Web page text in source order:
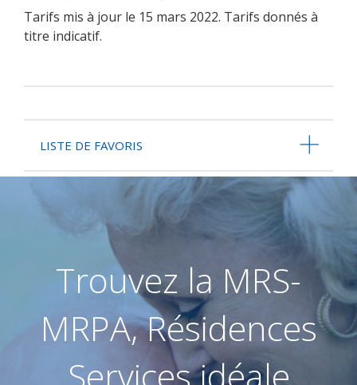
Tarifs mis à jour le 15 mars 2022. Tarifs donnés à
titre indicatif.
LISTE DE FAVORIS
Trouvez la MRS-
MRPA, Résidences